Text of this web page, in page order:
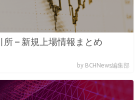
– 新規上場情報まとめ
by BCHNews編集部